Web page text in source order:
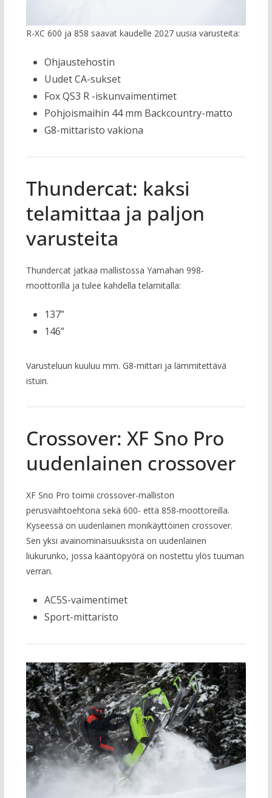
R-XC 600 ja 858 saavat kaudelle 2027 uusia varusteita:
Ohjaustehostin
Uudet CA-sukset
Fox QS3 R -iskunvaimentimet
Pohjoismaihin 44 mm Backcountry-matto
G8-mittaristo vakiona
Thundercat: kaksi
telamittaa ja paljon
varusteita
Thundercat jatkaa mallistossa Yamahan 998-
moottorilla ja tulee kahdella telamitalla:
137”
146”
Varusteluun kuuluu mm. G8-mittari ja lämmitettävä
istuin.
Crossover: XF Sno Pro
uudenlainen crossover
XF Sno Pro toimii crossover-malliston
perusvaihtoehtona sekä 600- että 858-moottoreilla.
Kyseessä on uudenlainen monikäyttöinen crossover.
Sen yksi avainominaisuuksista on uudenlainen
liukurunko, jossa kääntöpyörä on nostettu ylös tuuman
verran.
AC5S-vaimentimet
Sport-mittaristo